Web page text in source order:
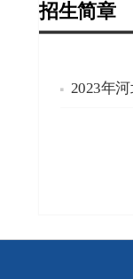
招生简章
2023年